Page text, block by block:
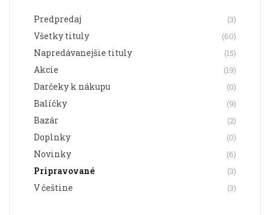
Predpredaj (3)
Všetky tituly (60)
Napredávanejšie tituly (15)
Akcie (19)
Darčeky k nákupu (0)
Balíčky (9)
Bazár (2)
Doplnky (0)
Novinky (6)
Pripravované (3)
V češtine (3)